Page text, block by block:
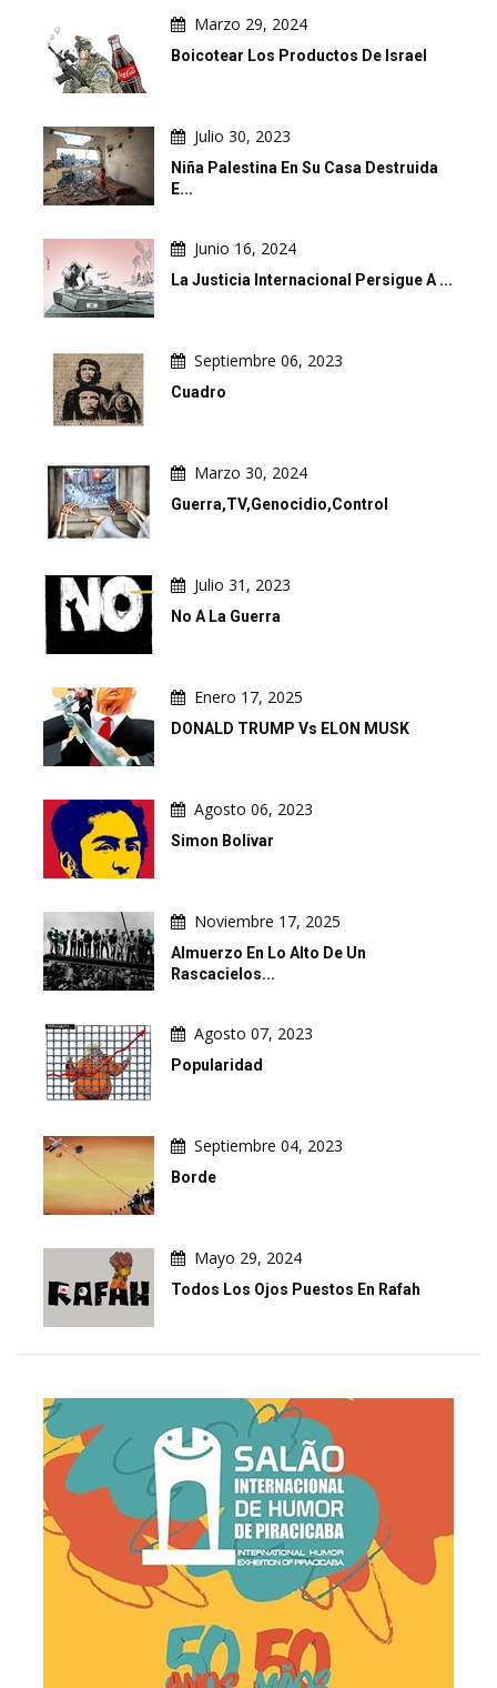
Marzo 29, 2024
Boicotear Los Productos De Israel
Julio 30, 2023
Niña Palestina En Su Casa Destruida
E...
Junio 16, 2024
La Justicia Internacional Persigue A ...
Septiembre 06, 2023
Cuadro
Marzo 30, 2024
Guerra,TV,Genocidio,Control
Julio 31, 2023
No A La Guerra
Enero 17, 2025
DONALD TRUMP Vs ELON MUSK
Agosto 06, 2023
Simon Bolivar
Noviembre 17, 2025
Almuerzo En Lo Alto De Un
Rascacielos...
Agosto 07, 2023
Popularidad
Septiembre 04, 2023
Borde
Mayo 29, 2024
Todos Los Ojos Puestos En Rafah